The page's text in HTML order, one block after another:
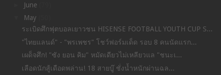
June
May
ระเบิดศึกฟุตบอลเยาวชน HISENSE FOOTBALL YOUTH CUP S...
"ไทยแลนด์" - "พรเพชร" โชว์ฟอร์มเด็ด รอบ 8 คนนัดแรก...
เผด็จศึก! "ซัง ยอน คิม" หมัดเดียวไม่เหลียวแล "ชนะเ...
เลือดนักสู้เดือดพล่าน! 18 สายบู๊ ชั่งน้ำหนักผ่านฉล...